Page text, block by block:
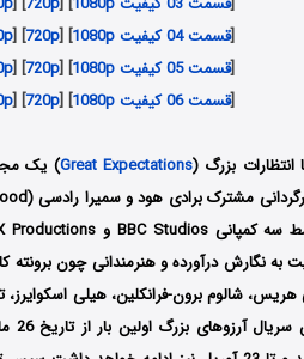
[قسمت 04 کیفیت 1080p ] [
720p
] [
[قسمت 05 کیفیت 1080p ] [
720p
] [
[قسمت 06 کیفیت 1080p ] [
720p
] [
انتظارات بزرگ (Great Expectations) یک
به نگارش درآورده و هنرمندانی چون برونته
شالوم برون-فرانکلین، هیلی اسکوایرز،